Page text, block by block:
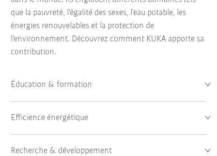
que la pauvreté, l’égalité des sexes, l’eau potable, les
énergies renouvelables et la protection de
l’environnement. Découvrez comment KUKA apporte sa
contribution.
Éducation & formation
Efficience énergétique
Recherche & développement